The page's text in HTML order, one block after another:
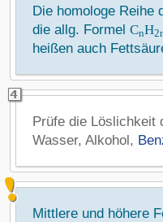
Die homologe Reihe
die allg. Formel CnH
heißen auch
Prüfe die Löslichkeit
Wasser, Alkohol,
Mittlere und höhere